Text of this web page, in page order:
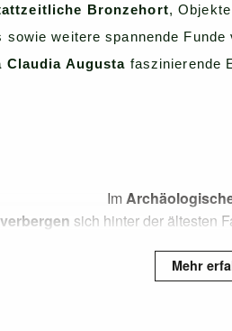
Bronzehort,
weitere spannende Funde
Claudia Augusta faszinierende
Im
verbergen sich hinter der ältesten
und entdeckst
Kultplätzen, Opfergaben und
Mehr